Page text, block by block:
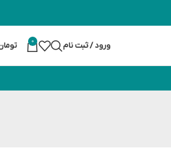
ورود / ثبت نام 0